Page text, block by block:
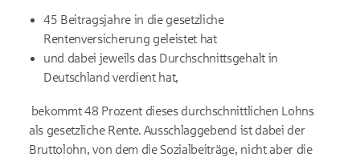
45 Beitragsjahre in die gesetzliche
Rentenversicherung geleistet hat
und dabei jeweils das Durchschnittsgehalt in
Deutschland verdient hat,
bekommt 48 Prozent dieses durchschnittlichen Lohns
als gesetzliche Rente. Ausschlaggebend ist dabei der
Bruttolohn, von dem die Sozialbeiträge, nicht aber die